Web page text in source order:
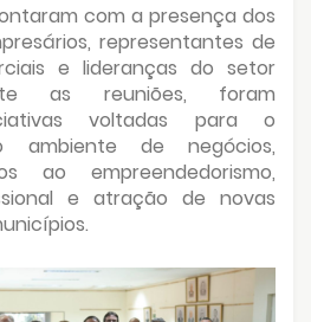
com a presença dos
representantes de
e lideranças do setor
as reuniões, foram
voltadas para o
ambiente de negócios,
ao empreendedorismo,
e atração de novas